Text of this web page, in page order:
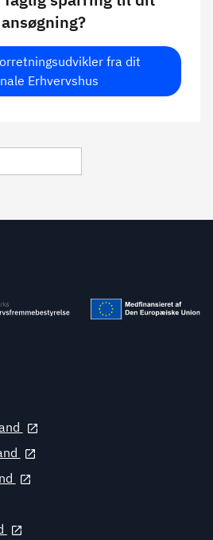
fra dit
Erhvervshus